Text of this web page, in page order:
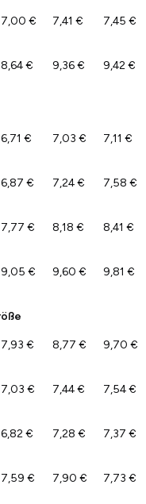
7,00 € 7,41 € 7,45 €
8,64 € 9,36 € 9,42 €
6,71 € 7,03 € 7,11 €
6,87 € 7,24 € 7,58 €
7,77 € 8,18 € 8,41 €
9,05 € 9,60 € 9,81 €
7,93 € 8,77 € 9,70 €
7,03 € 7,44 € 7,54 €
6,82 € 7,28 € 7,37 €
7,59 € 7,90 € 7,73 €